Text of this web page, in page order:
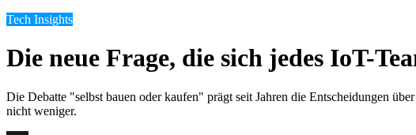
Tech Insights
Die neue Frage, die sich jedes IoT-
Die Debatte "selbst bauen oder kaufen" prägt seit Jahren die Entscheidungen
nicht weniger.